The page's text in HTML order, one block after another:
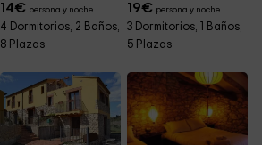
14€ persona y noche
4 Dormitorios, 2 Baños,
8 Plazas
19€ persona y noche
3 Dormitorios, 1 Baños,
5 Plazas